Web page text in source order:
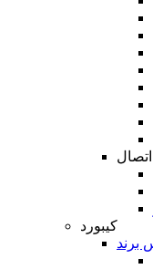
کیبورد
برند